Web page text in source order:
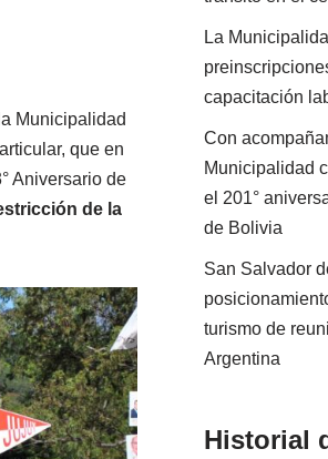
Municipalidad
que en
Aniversario de
de la
La
capacitación
Con
Municipalidad
el 201°
de Bolivia
San Salvador
turismo de
Argentina
Historial